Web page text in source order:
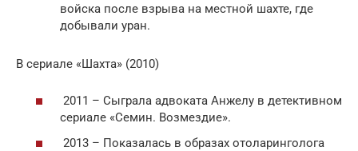
войска после взрыва на местной шахте, где
добывали уран.
В сериале «Шахта» (2010)
2011 – Сыграла адвоката Анжелу в детективном
сериале «Семин. Возмездие».
2013 – Показалась в образах отоларинголога